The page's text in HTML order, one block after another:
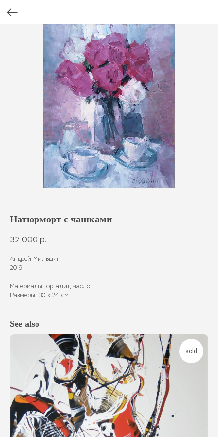
Натюрморт с чашками
32 000 р.
Андрей Мильшин
2019
Материалы: оргалит, масло
Размеры: 30 х 24 см
See also
sold